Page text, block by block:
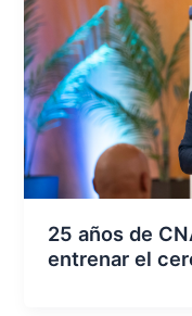
25 años de
entrenar el